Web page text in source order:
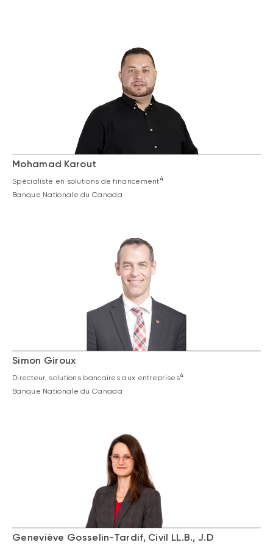
Mohamad Karout
Spécialiste en solutions de financement4
Banque Nationale du Canada
Simon Giroux
Directeur, solutions bancaires aux entreprises4
Banque Nationale du Canada
Geneviève Gosselin-Tardif, Civil LL.B., J.D